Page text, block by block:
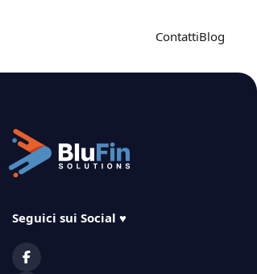
ContattiBlog
Seguici sui Social ♥️